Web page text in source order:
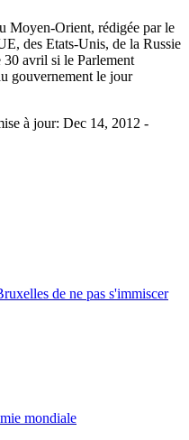
Moyen-Orient, rédigée par le
des Etats-Unis, de la Russie
avril si le Parlement
gouvernement le jour
à jour: Dec 14, 2012 -
de ne pas s'immiscer
mondiale